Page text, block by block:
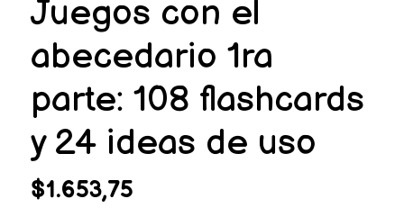
Juegos con el
abecedario 1ra
parte: 108 flashcards
y 24 ideas de uso
$1.653,75